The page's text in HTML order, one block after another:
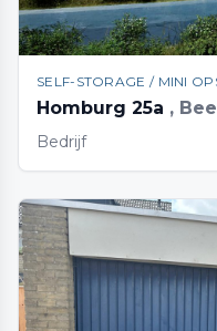
SELF-STORAGE / MINI
Homburg 25a ,
Bedrijf